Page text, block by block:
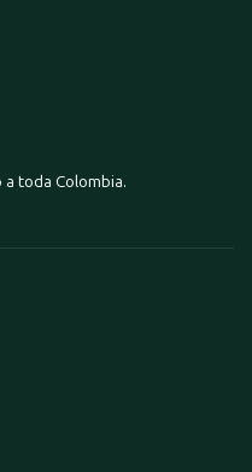
toda Colombia.